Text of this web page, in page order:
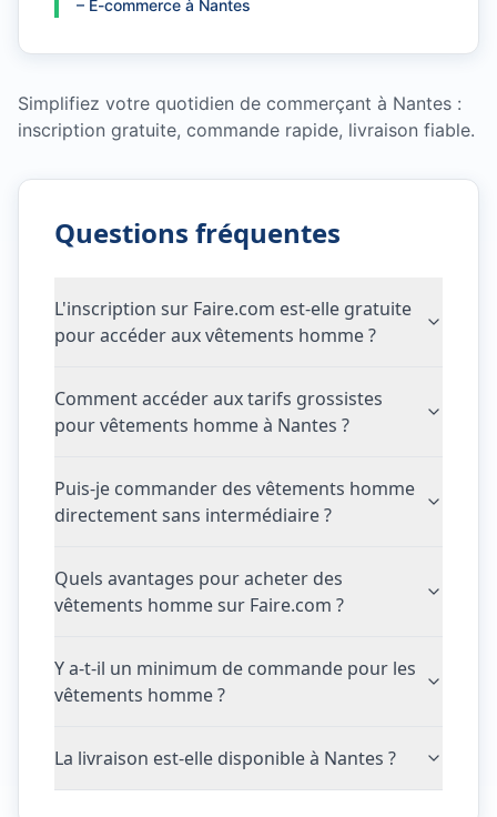
– E-commerce à Nantes
Simplifiez votre quotidien de commerçant à Nantes :
inscription gratuite, commande rapide, livraison fiable.
Questions fréquentes
L'inscription sur Faire.com est-elle gratuite
pour accéder aux vêtements homme ?
Comment accéder aux tarifs grossistes
pour vêtements homme à Nantes ?
Puis-je commander des vêtements homme
directement sans intermédiaire ?
Quels avantages pour acheter des
vêtements homme sur Faire.com ?
Y a-t-il un minimum de commande pour les
vêtements homme ?
La livraison est-elle disponible à Nantes ?